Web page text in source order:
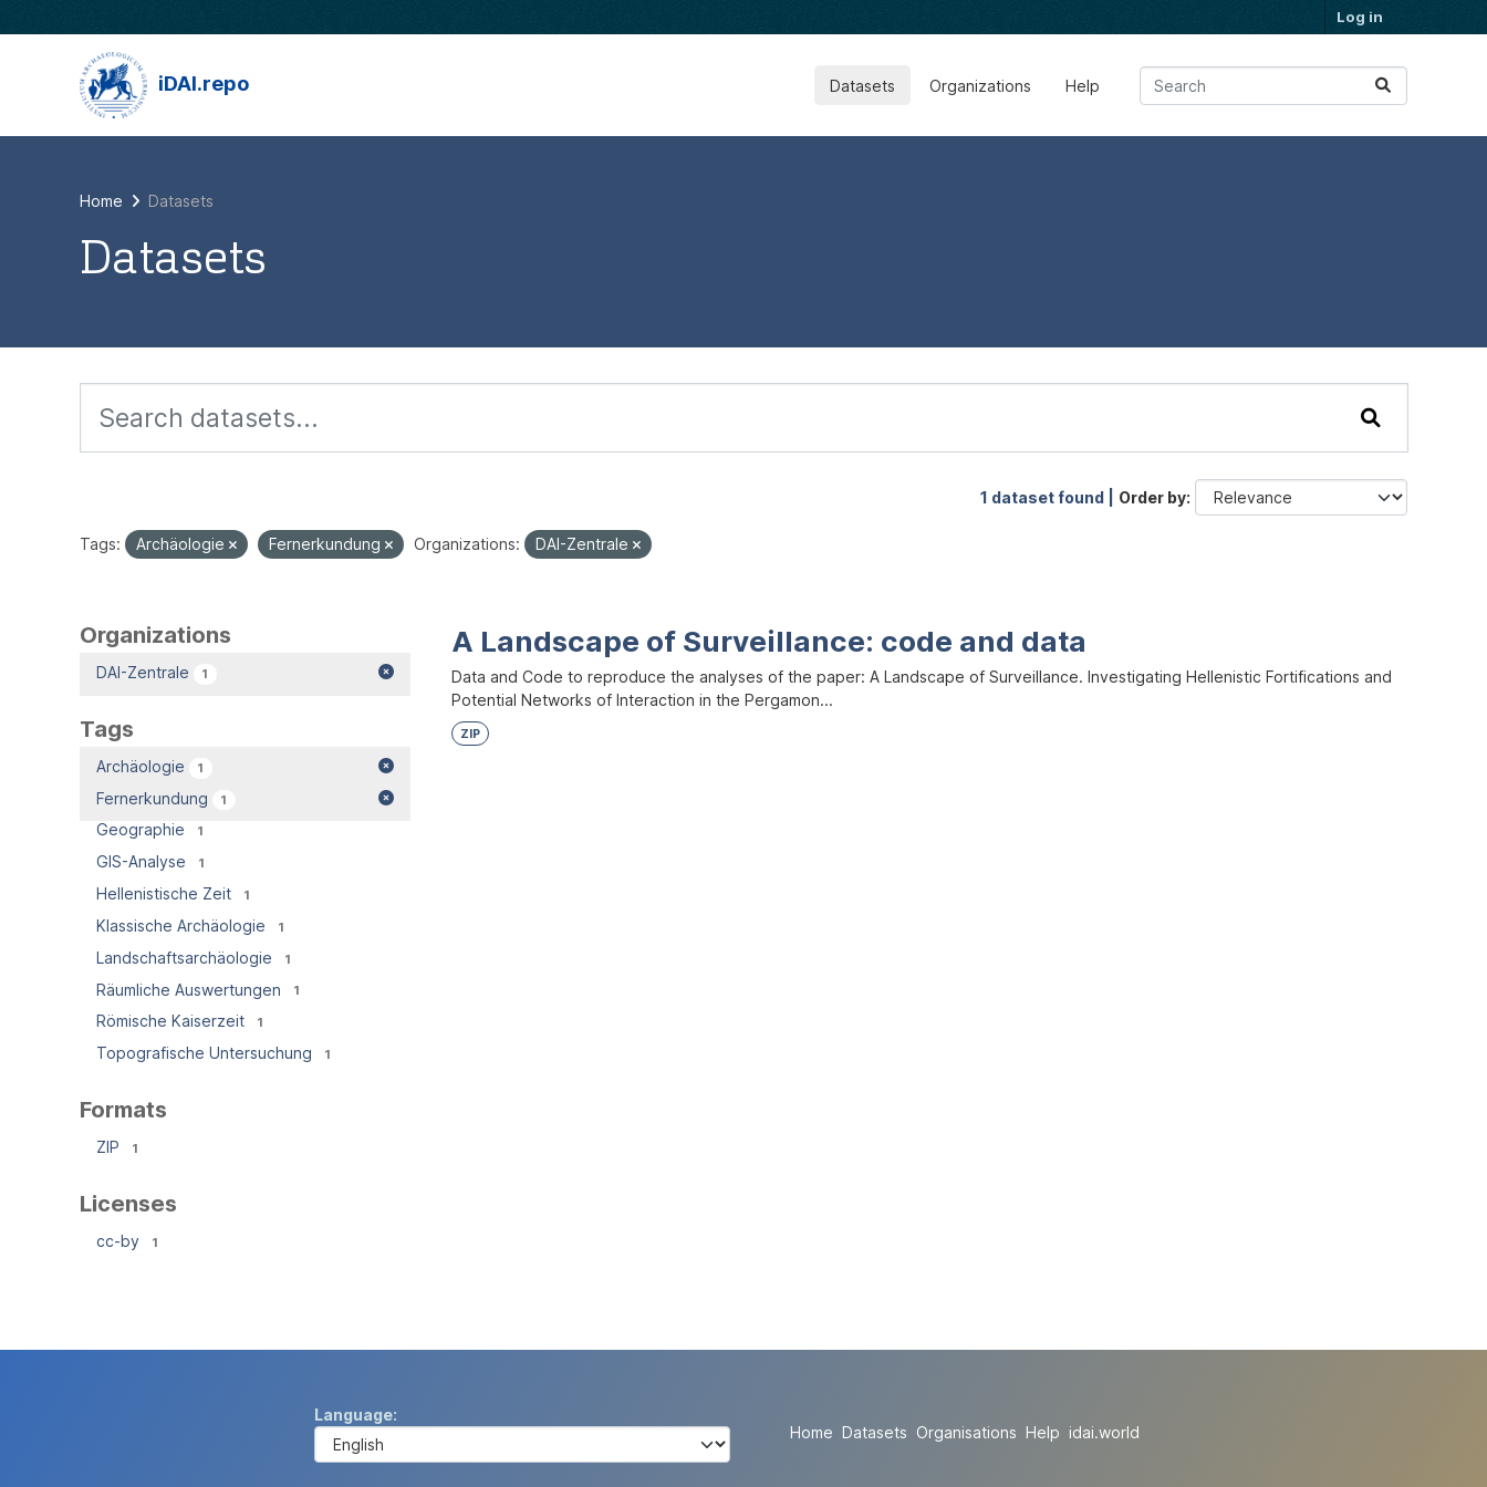
Log in
iDAI.repo Datasets Organizations Help
Home Datasets
Datasets
1 dataset found | Order by
Tags: Archäologie Fernerkundung Organizations: DAI-Zentrale
Organizations
DAI-Zentrale 1
Tags
Archäologie 1
Fernerkundung 1
Geographie 1
GIS-Analyse 1
Hellenistische Zeit 1
Klassische Archäologie 1
Landschaftsarchäologie 1
Räumliche Auswertungen 1
Römische Kaiserzeit 1
Topografische Untersuchung 1
Formats
ZIP 1
Licenses
cc-by 1
A Landscape of Surveillance: code and data
Data and Code to reproduce the analyses of the paper: A Landscape of Surveillance. Investigating Hellenistic Fortifications and
Potential Networks of Interaction in the Pergamon...
ZIP
Language
Home Datasets Organisations Help idai.world